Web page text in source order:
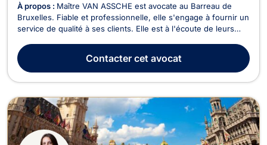
À propos : Maître VAN ASSCHE est avocate au Barreau de
Bruxelles. Fiable et professionnelle, elle s'engage à fournir un
service de qualité à ses clients. Elle est à l'écoute de leurs
ASSCHE pratique le droit de l’urbanisme, le droit de la
construction et le droit immobilier...
Contactercet avocat